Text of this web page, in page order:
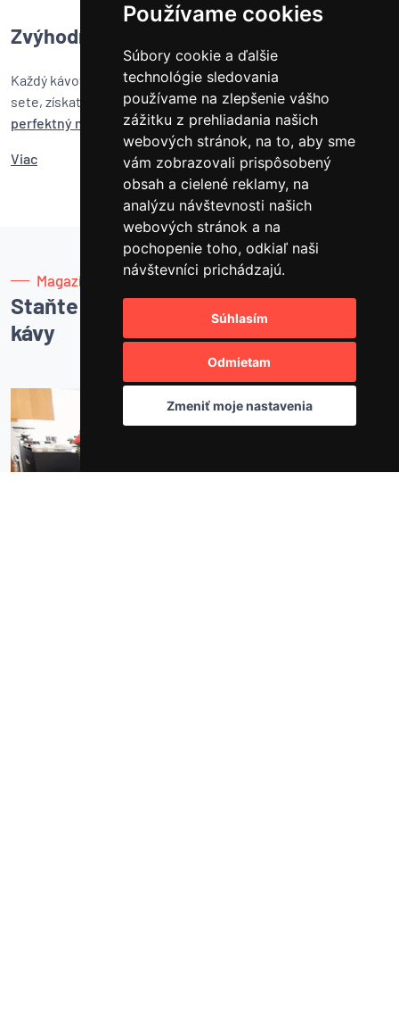
Používame cookies
Súbory cookie a ďalšie
technológie sledovania
používame na zlepšenie vášho
zážitku z prehliadania našich
webových stránok, na to, aby sme
vám zobrazovali prispôsobený
obsah a cielené reklamy, na
analýzu návštevnosti našich
webových stránok a na
pochopenie toho, odkiaľ naši
návštevníci prichádzajú.
Súhlasím
Odmietam
Zmeniť moje nastavenia
Zvýhodnené sety kávovarov s mlynčekmi
Každý kávovar u nás obstaráte v špeciálnom zvýhodnenom
sete, získate teda tennajlepší kávovar na espressoa k tomu
perfektný mlynčekza špeciálnuzvýhodnenú cenu
Viac
Magazín
Staňte sa majstrom
kávy